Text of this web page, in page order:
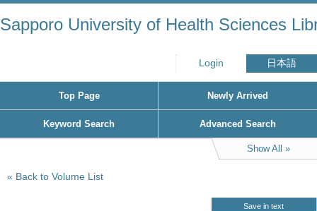
Sapporo University of Health Sciences
Login 日本語
Top Page Newly Arrived
Keyword Search Advanced Search
Show All
Back to Volume List
Save in text